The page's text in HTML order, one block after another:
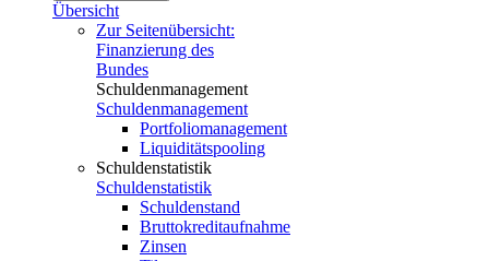
Übersicht
Zur Seitenübersicht:
Finanzierung des
Bundes
Schuldenmanagement
Schuldenmanagement
Portfoliomanagement
Liquiditätspooling
Schuldenstatistik
Schuldenstatistik
Schuldenstand
Bruttokreditaufnahme
Zinsen